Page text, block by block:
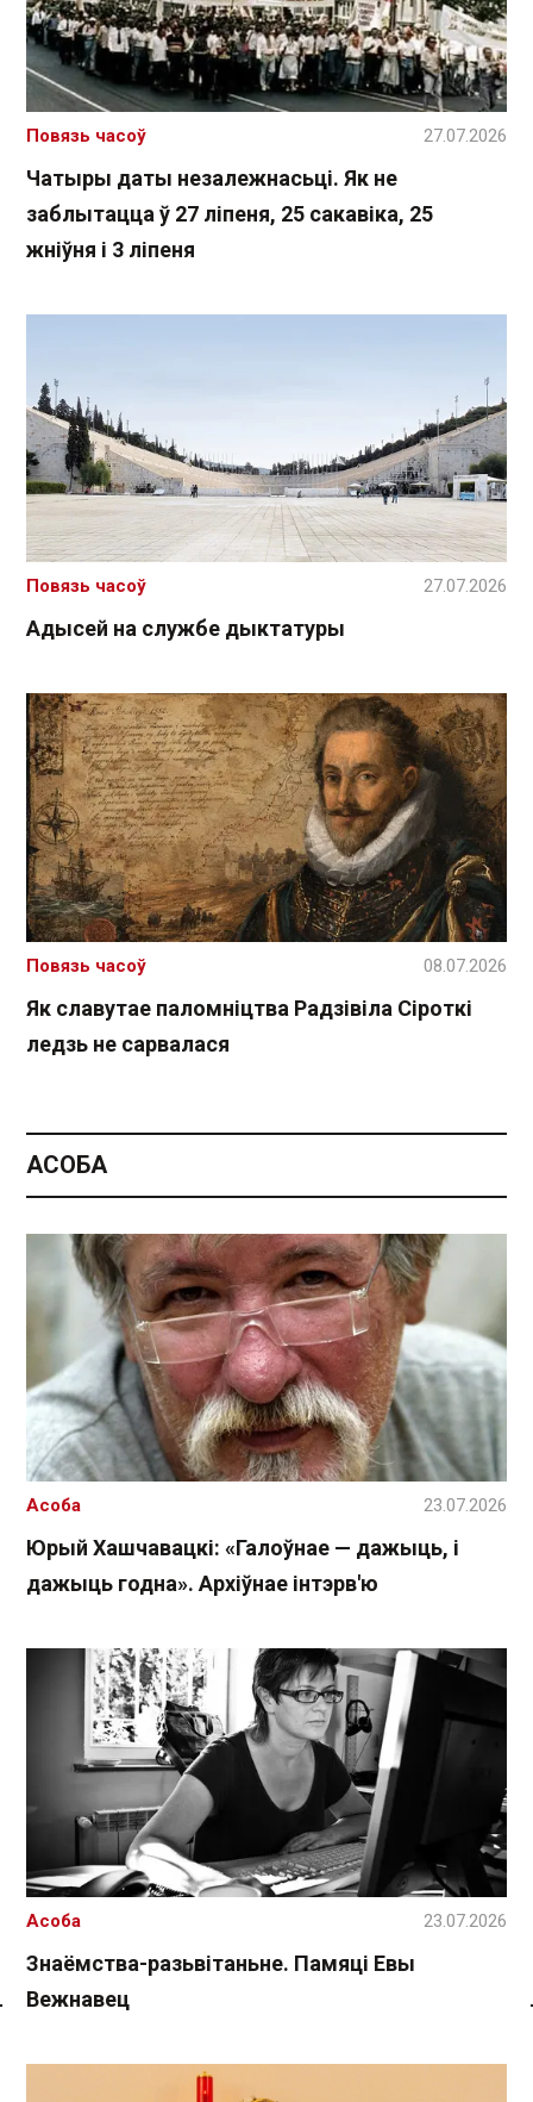
Чатыры даты незалежнасьці. Як не
заблытацца ў 27 ліпеня, 25 сакавіка, 25
жніўня і 3 ліпеня
Повязь часоў 27.07.2026
Адысей на службе дыктатуры
Повязь часоў 27.07.2026
Як славутае паломніцтва Радзівіла Сіроткі
ледзь не сарвалася
Повязь часоў 08.07.2026
АСОБА
Юрый Хашчавацкі: «Галоўнае — дажыць, і
дажыць годна». Архіўнае інтэрв'ю
Асоба 23.07.2026
Знаёмства-разьвітаньне. Памяці Евы
Вежнавец
Асоба 23.07.2026